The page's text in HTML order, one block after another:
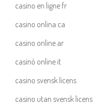
casino en ligne fr
casino onlina ca
casino online ar
casinò online it
casino svensk licens
casino utan svensk licens